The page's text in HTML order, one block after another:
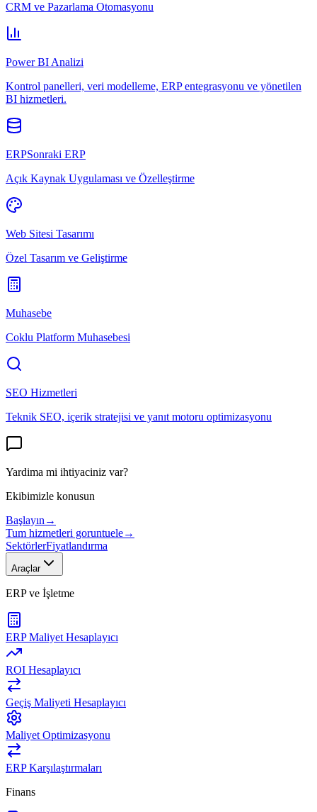
CRM ve Pazarlama Otomasyonu
Power BI Analizi
Kontrol panelleri, veri modelleme, ERP entegrasyonu ve yönetilen
BI hizmetleri.
ERPSonraki ERP
Açık Kaynak Uygulaması ve Özelleştirme
Web Sitesi Tasarımı
Özel Tasarım ve Geliştirme
Muhasebe
Coklu Platform Muhasebesi
SEO Hizmetleri
Teknik SEO, içerik stratejisi ve yanıt motoru optimizasyonu
Yardima mi ihtiyaciniz var?
Ekibimizle konusun
Başlayın →
Tum hizmetleri goruntuele→
SektörlerFiyatlandırma
Araçlar
ERP ve İşletme
ERP Maliyet Hesaplayıcı
ROI Hesaplayıcı
Geçiş Maliyeti Hesaplayıcı
Maliyet Optimizasyonu
ERP Karşılaştırmaları
Finans